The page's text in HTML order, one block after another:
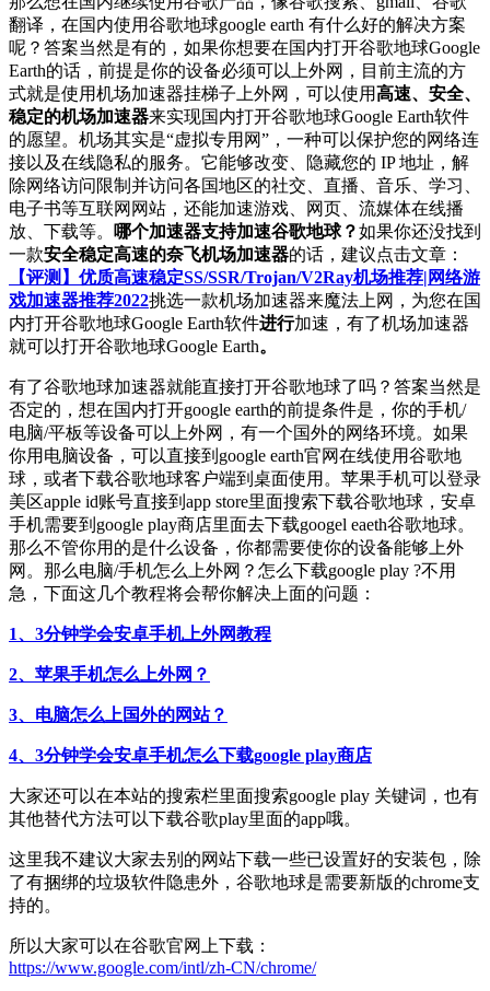
翻译，在国内使用谷歌地球google earth 有什么好的解决方案
呢？答案当然是有的，如果你想要在国内打开谷歌地球Google
Earth的话，前提是你的设备必须可以上外网，目前主流的方
式就是使用机场加速器挂梯子上外网，可以使用高速、安全、
稳定的机场加速器来实现国内打开谷歌地球Google Earth软件
的愿望。机场其实是“虚拟专用网”，一种可以保护您的网络连
接以及在线隐私的服务。它能够改变、隐藏您的 IP 地址，解
除网络访问限制并访问各国地区的社交、直播、音乐、学习、
电子书等互联网网站，还能加速游戏、网页、流媒体在线播
放、下载等。
哪个加速器支持加速谷歌地球？如果你还没找到
一款安全稳定高速的奈飞机场加速器的话，建议点击文章：
【评测】优质高速稳定SS/SSR/Trojan/V2Ray机场推荐|网络游
戏加速器推荐2022挑选一款机场加速器来魔法上网，为您在国
内打开谷歌地球Google Earth软件进行加速，有了机场加速器
就可以打开谷歌地球Google Earth。
有了谷歌地球加速器就能直接打开谷歌地球了吗？答案当然是
否定的，想在国内打开google earth的前提条件是，你的手机/
电脑/平板等设备可以上外网，有一个国外的网络环境。如果
你用电脑设备，可以直接到google earth官网在线使用谷歌地
球，或者下载谷歌地球客户端到桌面使用。苹果手机可以登录
美区apple id账号直接到app store里面搜索下载谷歌地球，安卓
手机需要到google play商店里面去下载googel eaeth谷歌地球。
那么不管你用的是什么设备，你都需要使你的设备能够上外
网。那么电脑/手机怎么上外网？怎么下载google play ?不用
急，下面这几个教程将会帮你解决上面的问题：
1、3分钟学会安卓手机上外网教程
2、苹果手机怎么上外网？
3、电脑怎么上国外的网站？
4、3分钟学会安卓手机怎么下载google play商店
大家还可以在本站的搜索栏里面搜索google play 关键词，也有
其他替代方法可以下载谷歌play里面的app哦。
这里我不建议大家去别的网站下载一些已设置好的安装包，除
了有捆绑的垃圾软件隐患外，谷歌地球是需要新版的chrome支
持的。
所以大家可以在谷歌官网上下载：
https://www.google.com/intl/zh-CN/chrome/